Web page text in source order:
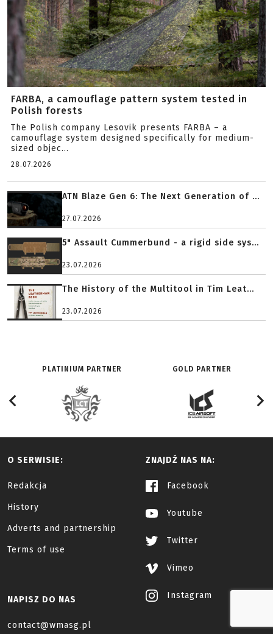
FARBA, a camouflage pattern system tested in
Polish forests
The Polish company Lesovik presents FARBA – a
camouflage system designed specifically for medium-
sized objec...
28.07.2026
ATN Blaze Gen 6: The Next Generation of ...
27.07.2026
5" Assault Cummerbund - a rigid side sys...
23.07.2026
The History of the Multitool in Tim Leat...
23.07.2026
PLATINIUM PARTNER GOLD PARTNER
O SERWISIE:
Redakcja
History
Adverts and partnership
Terms of use
ZNAJDŹ NAS NA:
Facebook
Youtube
Twitter
Vimeo
Instagram
NAPISZ DO NAS
contact@wmasg.pl